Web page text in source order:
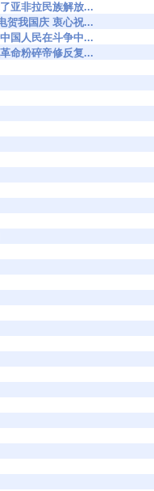
亚非拉民族解放...
贺我国庆 衷心祝...
国人民在斗争中...
命粉碎帝修反复...